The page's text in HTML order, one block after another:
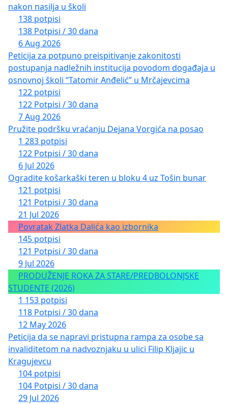
nakon nasilja u školi
138 potpisi
138 Potpisi / 30 dana
6 Aug 2026
Peticija za potpuno preispitivanje zakonitosti
postupanja nadležnih institucija povodom događaja u
osnovnoj školi “Tatomir Anđelić” u Mrčajevcima
122 potpisi
122 Potpisi / 30 dana
7 Aug 2026
Pružite podršku vraćanju Dejana Vorgića na posao
1 283 potpisi
122 Potpisi / 30 dana
6 Jul 2026
Ogradite košarkaški teren u bloku 4 uz Tošin bunar
121 potpisi
121 Potpisi / 30 dana
21 Jul 2026
Povratak Zlatka Dalića kao izbornika
145 potpisi
121 Potpisi / 30 dana
9 Jul 2026
PRODUŽENJE ROKA ZA STARE/PREDBOLONJSKE
STUDENTE (2026)
1 153 potpisi
118 Potpisi / 30 dana
12 May 2026
Peticija da se napravi pristupna rampa za osobe sa
invaliditetom na nadvoznjaku u ulici Filip Kljajic u
Kragujevcu
104 potpisi
104 Potpisi / 30 dana
29 Jul 2026